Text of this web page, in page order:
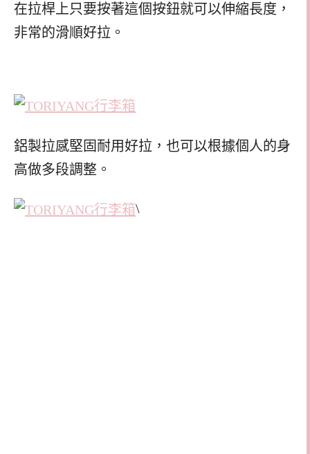
在拉桿上只要按著這個按鈕就可以伸縮長度，
非常的滑順好拉。
鋁製拉感堅固耐用好拉，也可以根據個人的身
高做多段調整。
\